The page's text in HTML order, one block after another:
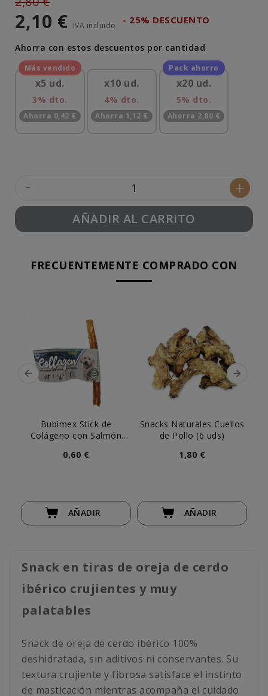
2,10 € IVA incluido - 25% DESCUENTO
Ahorra con estos descuentos por cantidad
x5 ud.
3% dto.
Ahorra 0,42 €
x10 ud.
4% dto.
Ahorra 1,12 €
x20 ud.
5% dto.
Ahorra 2,80 €
- +
AÑADIR AL CARRITO
FRECUENTEMENTE COMPRADO CON
Bubimex Stick de
Colágeno con Salmón
0,60 €
AÑADIR
Snacks Naturales Cuellos
de Pollo (6 uds)
1,80 €
AÑADIR
Snack en tiras de oreja de cerdo
ibérico crujientes y muy
palatables
Snack de oreja de cerdo ibérico 100%
deshidratada, sin aditivos ni conservantes. Su
textura crujiente y fibrosa satisface el instinto
de masticación mientras acompaña el cuidado